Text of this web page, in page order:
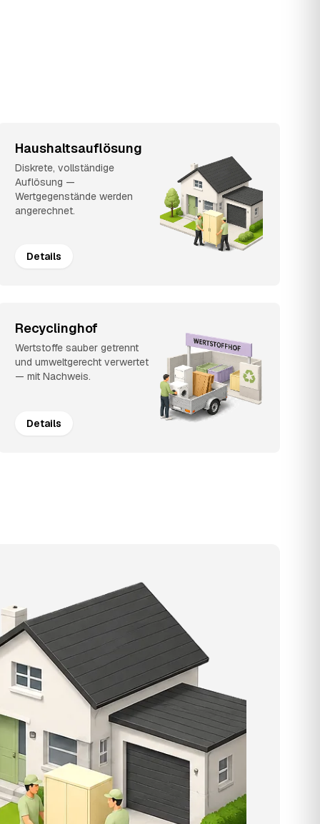
Haushaltsauflösung
Diskrete, vollständige
Auflösung —
Wertgegenstände werden
angerechnet.
Details
Recyclinghof
Wertstoffe sauber getrennt
und umweltgerecht verwertet
— mit Nachweis.
Details